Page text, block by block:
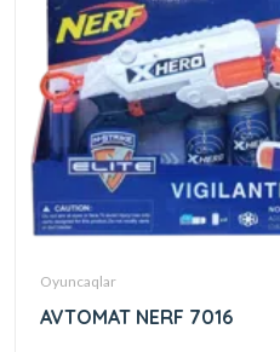
Oyuncaqlar
AVTOMAT NERF 7016